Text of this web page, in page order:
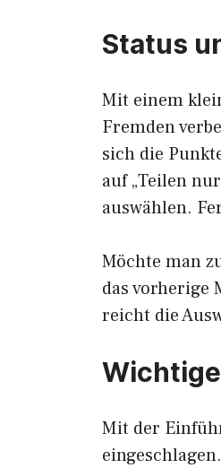
Status
Mit einem
Fremden
sich die
auf „Teilen
auswählen.
Möchte man
das vorherige
reicht die
Mit der